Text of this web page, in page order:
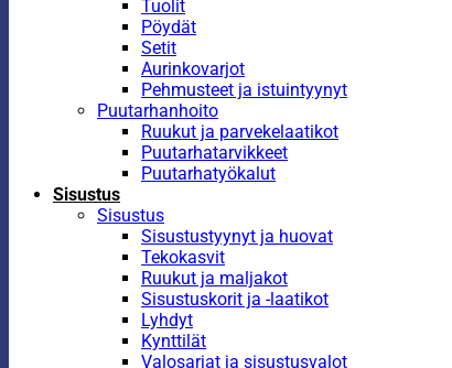
Tuolit
Pöydät
Setit
Aurinkovarjot
Pehmusteet ja istuintyynyt
Puutarhanhoito
Ruukut ja parvekelaatikot
Puutarhatarvikkeet
Puutarhatyökalut
Sisustus
Sisustus
Sisustustyynyt ja huovat
Tekokasvit
Ruukut ja maljakot
Sisustuskorit ja -laatikot
Lyhdyt
Kynttilät
Valosarjat ja sisustusvalot